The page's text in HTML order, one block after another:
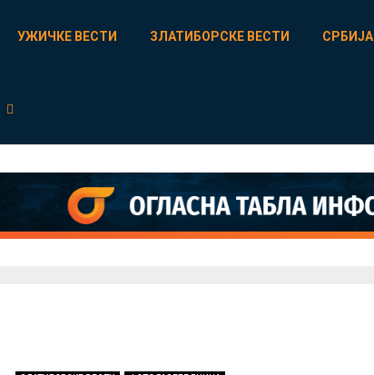
УЖИЧКЕ ВЕСТИ ЗЛАТИБОРСКЕ ВЕСТИ СРБИЈА